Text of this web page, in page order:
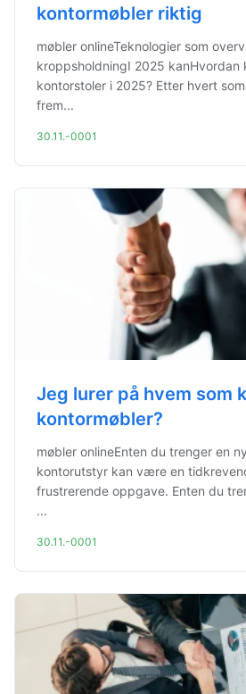
kontormøbler riktig
møbler onlineTeknologier som
kroppsholdningI 2025 kanHvordan
kontorstoler i 2025? Etter hvert
frem...
30.11.-0001
Jeg lurer på hvem som
kontormøbler?
møbler onlineEnten du trenger en
kontorutstyr kan være en
frustrerende oppgave. Enten du
...
30.11.-0001